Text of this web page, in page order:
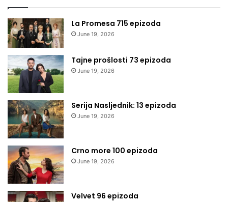
La Promesa 715 epizoda
June 19, 2026
Tajne prošlosti 73 epizoda
June 19, 2026
Serija Nasljednik: 13 epizoda
June 19, 2026
Crno more 100 epizoda
June 19, 2026
Velvet 96 epizoda